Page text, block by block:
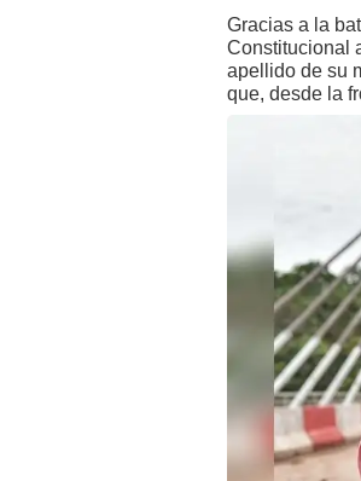
Gracias a la
Constitucional
apellido de su
que, desde la